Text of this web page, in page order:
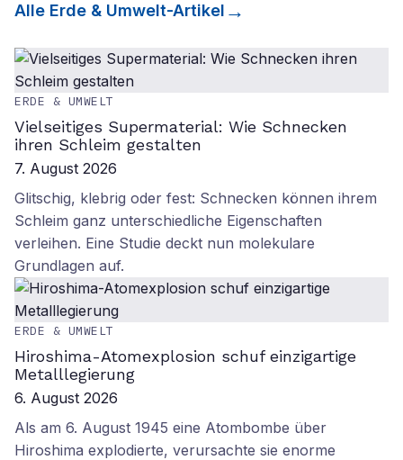
Alle Erde & Umwelt-Artikel
ERDE & UMWELT
Vielseitiges Supermaterial: Wie Schnecken
ihren Schleim gestalten
7. August 2026
Glitschig, klebrig oder fest: Schnecken können ihrem
Schleim ganz unterschiedliche Eigenschaften
verleihen. Eine Studie deckt nun molekulare
Grundlagen auf.
ERDE & UMWELT
Hiroshima-Atomexplosion schuf einzigartige
Metalllegierung
6. August 2026
Als am 6. August 1945 eine Atombombe über
Hiroshima explodierte, verursachte sie enorme